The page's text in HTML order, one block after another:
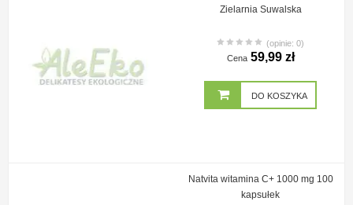
Zielarnia Suwalska
(opinie: 0)
Cena 59,99 zł
DO KOSZYKA
Natvita witamina C+ 1000 mg 100
kapsułek